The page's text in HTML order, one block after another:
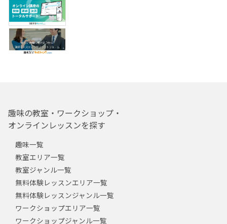
趣味の教室・ワークショップ・
オンラインレッスンを探す
趣味一覧
教室エリア一覧
教室ジャンル一覧
無料体験レッスンエリア一覧
無料体験レッスンジャンル一覧
ワークショップエリア一覧
ワークショップジャンル一覧